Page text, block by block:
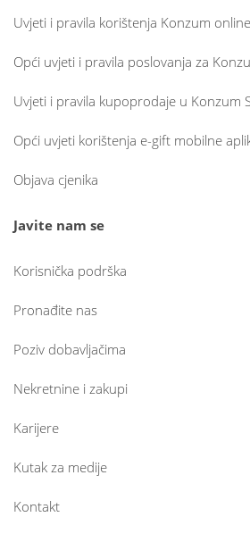
Uvjeti i pravila korištenja Konzum
Opći uvjeti i pravila poslovanja za
Uvjeti i pravila kupoprodaje u Konzum
Opći uvjeti korištenja e-gift mobilne
Objava cjenika
Javite nam se
Korisnička podrška
Pronađite nas
Poziv dobavljačima
Nekretnine i zakupi
Karijere
Kutak za medije
Kontakt